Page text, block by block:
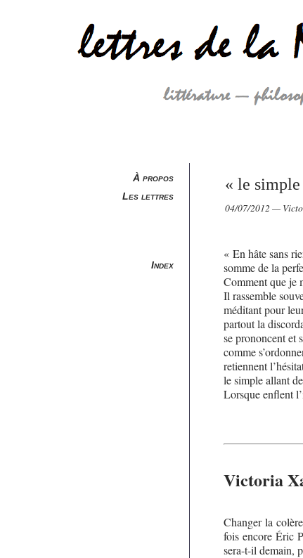
À propos
Les lettres
Index
« le simple
04/07/2012 —
« En hâte sans
somme de la
Comment que je
Il rassemble
méditant pour
partout la
se prononcent et
comme
retiennent
le simple allant
Lorsque enflent
Victoria
Changer la
fois encore Éric
sera-t-il demain,